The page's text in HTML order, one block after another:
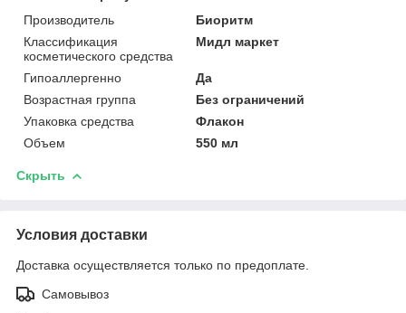
Производитель
Биоритм
Классификация
косметического средства
Мидл маркет
Гипоаллергенно
Да
Возрастная группа
Без ограничений
Упаковка средства
Флакон
Объем
550 мл
Скрыть
Условия доставки
Доставка осуществляется только по предоплате.
Самовывоз